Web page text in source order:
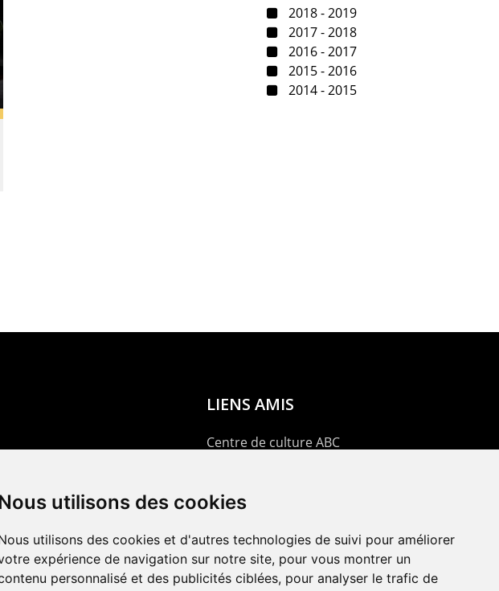
utilisons des cookies
utilisons des cookies et d'autres technologies de suivi pour améliorer
expérience de navigation sur notre site, pour vous montrer un
personnalisé et des publicités ciblées, pour analyser le trafic de
2018 - 2019
2017 - 2018
2016 - 2017
2015 - 2016
2014 - 2015
LIENS AMIS
Centre de culture ABC